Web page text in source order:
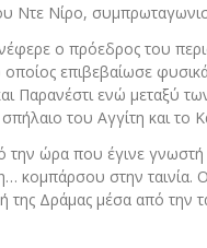
Ντε Νίρο,
ο πρόεδρος του
επιβεβαίωσε
Παρανέστι ενώ μεταξύ
σπήλαιο του Αγγίτη και το
ώρα που έγινε γνωστή
κομπάρσου στην ταινία.
της Δράμας μέσα από την